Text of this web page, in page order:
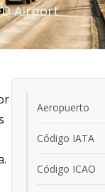
Airport
Aeropuerto
Código IATA
Código ICAO